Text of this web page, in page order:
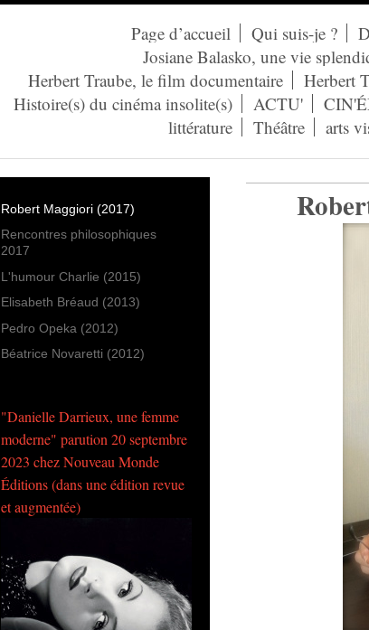
Page d’accueil Qui suis-je ?
Josiane Balasko, une vie
Herbert Traube, le film documentaire
Herbert
Histoire(s) du cinéma insolite(s)
ACTU'
littérature
Théâtre arts
Robert Maggiori (2017)
Rencontres philosophiques
2017
L'humour Charlie (2015)
Elisabeth Bréaud (2013)
Pedro Opeka (2012)
Béatrice Novaretti (2012)
"Danielle Darrieux, une femme
moderne" parution 20 septembre
2023 chez Nouveau Monde
Éditions (dans une édition revue
et augmentée)